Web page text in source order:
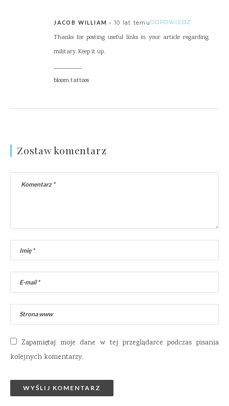
JACOB WILLIAM 10 lat temuODPOWIEDZ
Thanks for posting useful links in your article regarding
military. Keep it up.
___________
bloom tattoos
Zostaw komentarz
Zapamiętaj moje dane w tej przeglądarce podczas pisania
kolejnych komentarzy.